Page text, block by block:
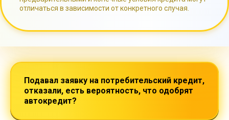
Подавал заявку на потребительский кредит,
отказали, есть вероятность, что одобрят
автокредит?